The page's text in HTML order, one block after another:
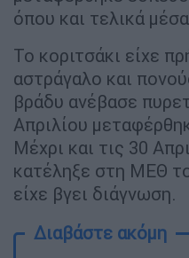
όπου και τελικά
Το κοριτσάκι είχε
αστράγαλο και
βράδυ ανέβασε
Απριλίου
Μέχρι και τις 30
κατέληξε στη ΜΕΘ
είχε βγει διάγνωση.
Διαβάστε ακόμη